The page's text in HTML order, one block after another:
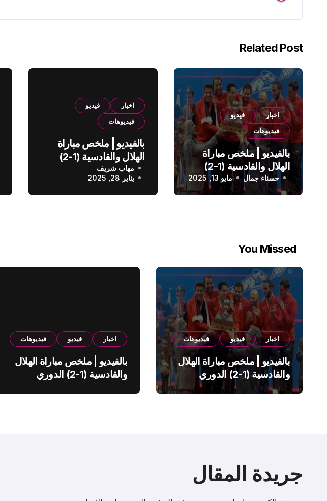
Related Post
اخبار
فيديو
فيديوهات
بالفيديو | ملخص مباراة
الهلال والقادسية (1-2)
الدوري السعودي
حسناء جمال مايو 13, 2025
اخبار
فيديو
فيديوهات
بالفيديو | ملخص مباراة
الهلال والقادسية (1-2)
الدوري السعودي
مهاب شريف
يناير 28, 2025
You Missed
اخبار فيديو فيديوهات
بالفيديو | ملخص مباراة الهلال
والقادسية (1-2) الدوري
السعودي
اخبار فيديو فيديوهات
بالفيديو | ملخص مباراة الهلال
والقادسية (1-2) الدوري
جريدة المقال